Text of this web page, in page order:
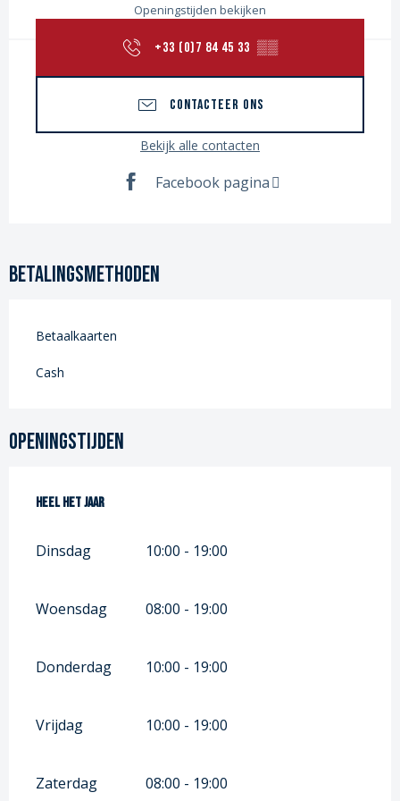
Openingstijden bekijken
+33 (0)7 84 45 33 ▒▒
CONTACTEER ONS
Bekijk alle contacten
Facebook pagina
Betalingsmethoden
Betaalkaarten
Cash
Openingstijden
Heel het jaar
Heel het jaar
Dinsdag 10:00 - 19:00
Woensdag 08:00 - 19:00
Donderdag 10:00 - 19:00
Vrijdag 10:00 - 19:00
Zaterdag 08:00 - 19:00